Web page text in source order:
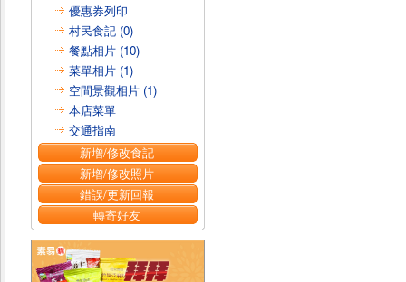
優惠券列印
村民食記 (0)
餐點相片 (10)
菜單相片 (1)
空間景觀相片 (1)
本店菜單
交通指南
新增/修改食記
新增/修改照片
錯誤/更新回報
轉寄好友